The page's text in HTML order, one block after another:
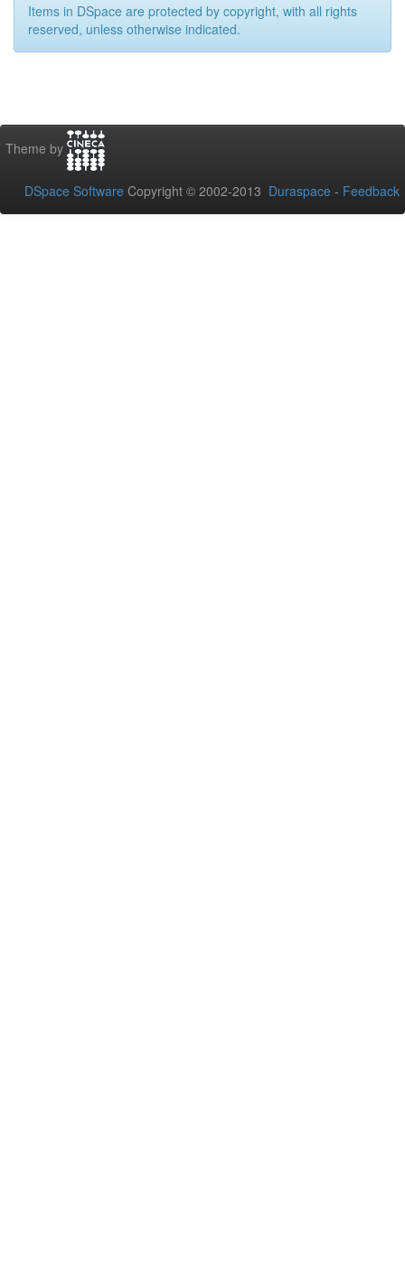
Items in DSpace are protected by copyright, with all rights
reserved, unless otherwise indicated.
Theme by
DSpace Software Copyright © 2002-2013 Duraspace - Feedback